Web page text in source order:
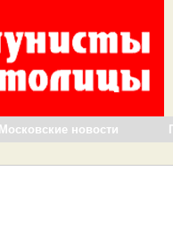
Московские новости